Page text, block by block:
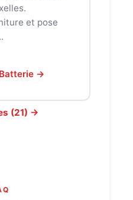
et pose
→
(21) →